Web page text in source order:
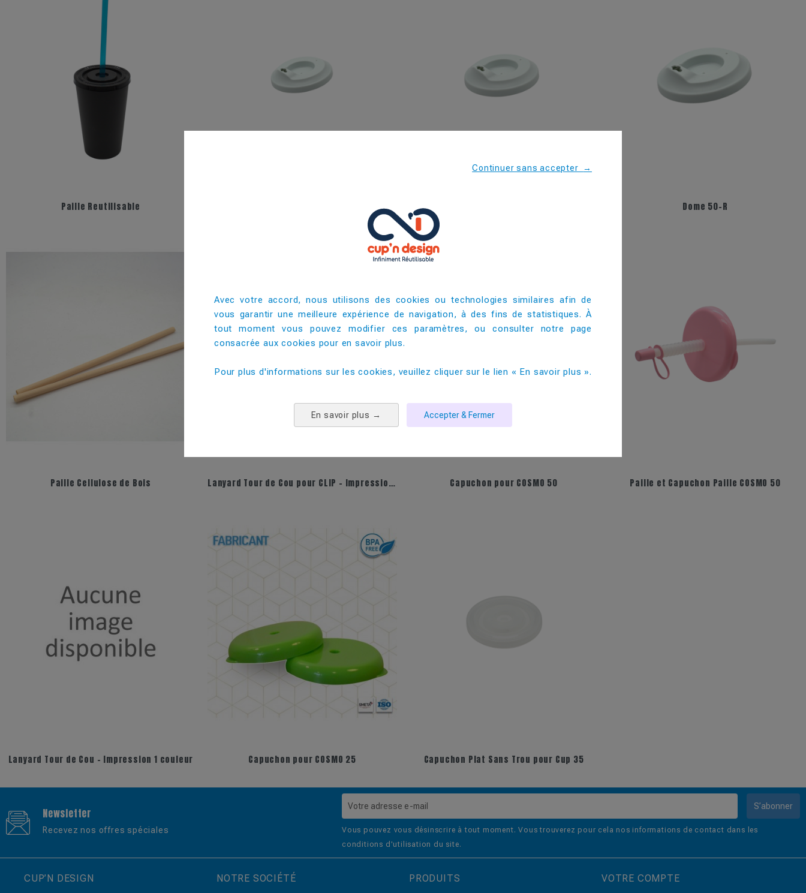
Paille Reutilisable Dome 50-R
Paille Cellulose de Bois Lanyard Tour de Cou pour CLIP - Impression 1 couleur Capuchon pour COSMO 50 Paille et Capuchon Paille COSMO 50
Lanyard Tour de Cou - Impression 1 couleur Capuchon pour COSMO 25 Capuchon Plat Sans Trou pour Cup 35
Newsletter
Recevez nos offres spéciales
S’abonner
Vous pouvez vous désinscrire à tout moment. Vous trouverez pour cela nos informations de contact dans les
conditions d'utilisation du site.
CUP’N DESIGN NOTRE SOCIÉTÉ PRODUITS VOTRE COMPTE
Continuer sans accepter →
Avec votre accord, nous utilisons des cookies ou technologies similaires afin de
vous garantir une meilleure expérience de navigation, à des fins de statistiques. À
tout moment vous pouvez modifier ces paramètres, ou consulter notre page
consacrée aux cookies pour en savoir plus. ​
Pour plus d'informations sur les cookies, veuillez cliquer sur le lien « En savoir plus ».
En savoir plus → Accepter & Fermer